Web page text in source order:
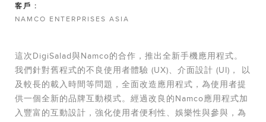
客戶 :
NAMCO ENTERPRISES ASIA
這次DigiSalad與Namco的合作，推出全新手機應用程式。
我們針對舊程式的不良使用者體驗 (UX)、介面設計 (UI)， 以
及較長的載入時間等問題，全面改造應用程式，為使用者提
供一個全新的品牌互動模式。經過改良的Namco應用程式加
入豐富的互動設計，強化使用者便利性、娛樂性與參與，為